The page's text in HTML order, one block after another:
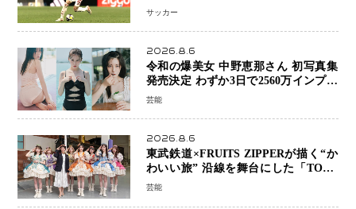
前 メディカルチェックも通過
サッカー
2026.8.6
令和の爆美女 中野恵那さん 初写真集
発売決定 わずか3日で2560万インプレ
ッションを記録した話題の美貌を凝縮
芸能
2026.8.6
東武鉄道×FRUITS ZIPPERが描く“か
わいい旅” 沿線を舞台にした「TOBU
KAWAII PROJECT」が開幕
芸能